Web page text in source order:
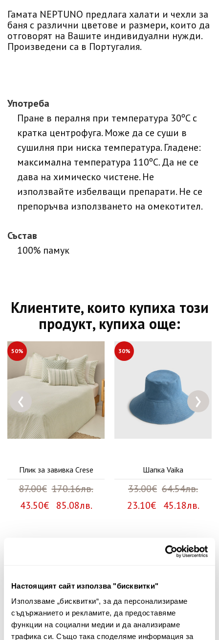
Настоящият сайт използва "бисквитки"
Използваме „бисквитки“, за да персонализираме
съдържанието и рекламите, да предоставяме
функции на социални медии и да анализираме
трафика си. Също така споделяме информация за
Гамата NEPTUNO предлага халати и чехли за
баня с различни цветове и размери, които да
отговорят на Вашите индивидуални нужди.
Произведени са в Португалия.
Употреба
Пране в пералня при температура 30ºC с
кратка центрофуга. Може да се суши в
сушилня при ниска температура. Гладене:
максимална температура 110ºC. Да не се
дава на химическо чистене. Не
използвайте избелващи препарати. Не се
препоръчва използването на омекотител.
Състав
100% памук
Клиентите, които купиха този
продукт, купиха още:
50%
Плик за завивка Crese
87.00€ 170.16лв.
43.50€ 85.08лв.
30%
Шапка Vaika
33.00€ 64.54лв.
23.10€ 45.18лв.
‹ ›
Споделете Вашето мнение
Име